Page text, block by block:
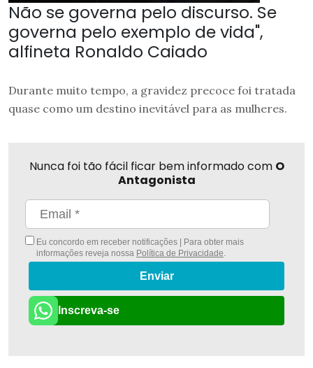
Não se governa pelo discurso. Se
governa pelo exemplo de vida",
alfineta Ronaldo Caiado
Durante muito tempo, a gravidez precoce foi tratada
quase como um destino inevitável para as mulheres.
Nunca foi tão fácil ficar bem informado com O
Antagonista
Eu concordo em receber notificações | Para obter mais
informações reveja nossa Política de Privacidade.
Enviar
Inscreva-se